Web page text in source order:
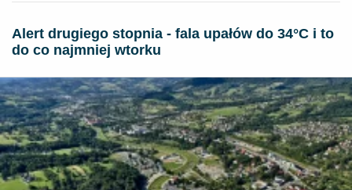
Alert drugiego stopnia - fala upałów do 34°C i to
do co najmniej wtorku